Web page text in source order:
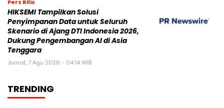
Pers Rilis
HIKSEMI Tampilkan Solusi
Penyimpanan Data untuk Seluruh
Skenario di Ajang DTI Indonesia 2026,
Dukung Pengembangan AI di Asia
Tenggara
Jumat, 7 Agu 2026 - 04:14 WIB
TRENDING